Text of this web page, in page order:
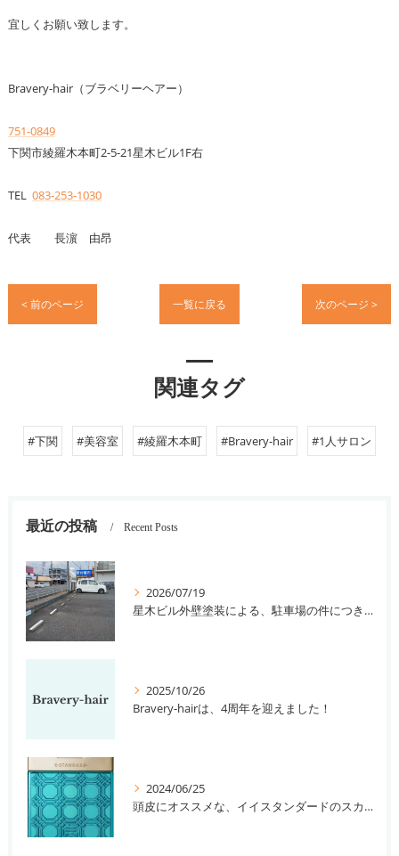
宜しくお願い致します。
Bravery-hair（ブラベリーヘアー）
751-0849
下関市綾羅木本町2-5-21星木ビル1F右
TEL 083-253-1030
代表 長濵 由昂
< 前のページ 一覧に戻る 次のページ >
関連タグ
#下関 #美容室 #綾羅木本町 #Bravery-hair #1人サロン
最近の投稿 Recent Posts
2026/07/19
星木ビル外壁塗装による、駐車場の件につきまして。
2025/10/26
Bravery-hairは、4周年を迎えました！
2024/06/25
頭皮にオススメな、イイスタンダードのスカルプ系シャンプー＆トリートメントです！